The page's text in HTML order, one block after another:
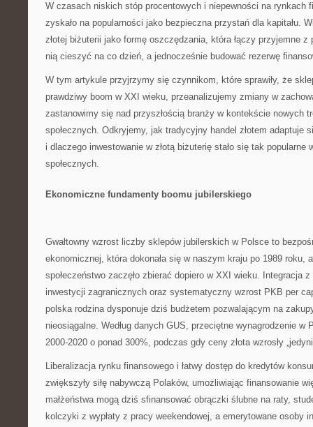
W czasach niskich stóp procentowych i niepewności na rynkach
zyskało na popularności jako bezpieczna przystań dla kapitału.
złotej biżuterii jako formę oszczędzania, która łączy przyjemne
nią cieszyć na co dzień, a jednocześnie budować rezerwę
W tym artykule przyjrzymy się czynnikom, które sprawiły, że
prawdziwy boom w XXI wieku, przeanalizujemy zmiany w
zastanowimy się nad przyszłością branży w kontekście nowych
społecznych. Odkryjemy, jak tradycyjny handel złotem adaptuje
i dlaczego inwestowanie w złotą biżuterię stało się tak popularne
społecznych.
Ekonomiczne fundamenty boomu jubilerskiego
Gwałtowny wzrost liczby sklepów jubilerskich w Polsce to
ekonomicznej, która dokonała się w naszym kraju po 1989 roku,
społeczeństwo zaczęło zbierać dopiero w XXI wieku. Integracja z
inwestycji zagranicznych oraz systematyczny wzrost PKB per
polska rodzina dysponuje dziś budżetem pozwalającym na
nieosiągalne. Według danych GUS, przeciętne wynagrodzenie w
2000-2020 o ponad 300%, podczas gdy ceny złota wzrosły
Liberalizacja rynku finansowego i łatwy dostęp do kredytów
zwiększyły siłę nabywczą Polaków, umożliwiając finansowanie
małżeństwa mogą dziś sfinansować obrączki ślubne na raty,
kolczyki z wypłaty z pracy weekendowej, a emerytowane osoby